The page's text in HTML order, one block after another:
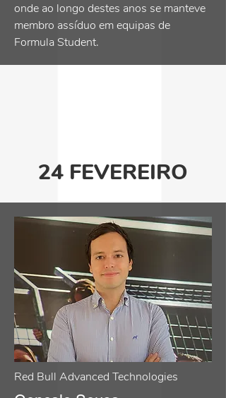
onde ao longo destes anos se manteve
membro assíduo em equipas de
Formula Student.
24 FEVEREIRO
Red Bull Advanced Technologies